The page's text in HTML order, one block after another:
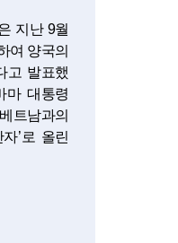
지난 9월
여 양국의
고 발표했
마 대통령
트남과의
’로 올린